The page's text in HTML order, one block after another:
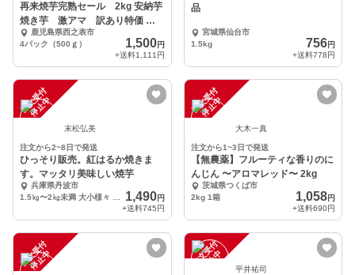
再来焼芋完熟セール 2kg 安納芋
焼き芋 激アマ 訳あり特価 お
取り寄せ
鹿児島県西之表市
4パック（500ｇ）
1,500円
+送料1,111円
品
宮城県仙台市
1.5kg
756円
+送料778円
注
文
受
付
停
止
中
末松弘美
注文から2~8日で発送
ひっそり販売。紅はるか焼きま
す。マッタリ美味しい焼芋
兵庫県丹波市
1,490円
+送料745円
注
文
受
付
停
止
中
大木一真
注文から1~3日で発送
【無農薬】フルーティな香りのに
んじん 〜アロマレッド〜 2kg
茨城県つくば市
2kg 1箱
1,058円
+送料690円
注
文
受
付
停
止
中 注
文
受
付
停
止
中 平井祐司